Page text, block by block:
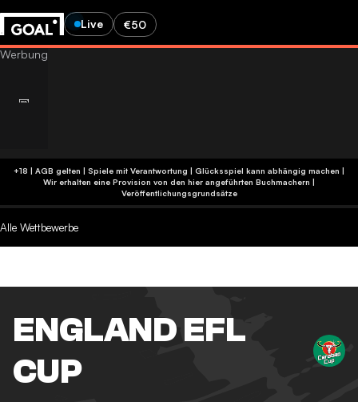
Live €50
+18 | AGB gelten | Spiele mit Verantwortung | Glücksspiel kann abhängig machen |
Wir erhalten eine Provision von den hier angeführten Buchmachern |
Veröffentlichungsgrundsätze
Alle Wettbewerbe
ENGLAND EFL
CUP